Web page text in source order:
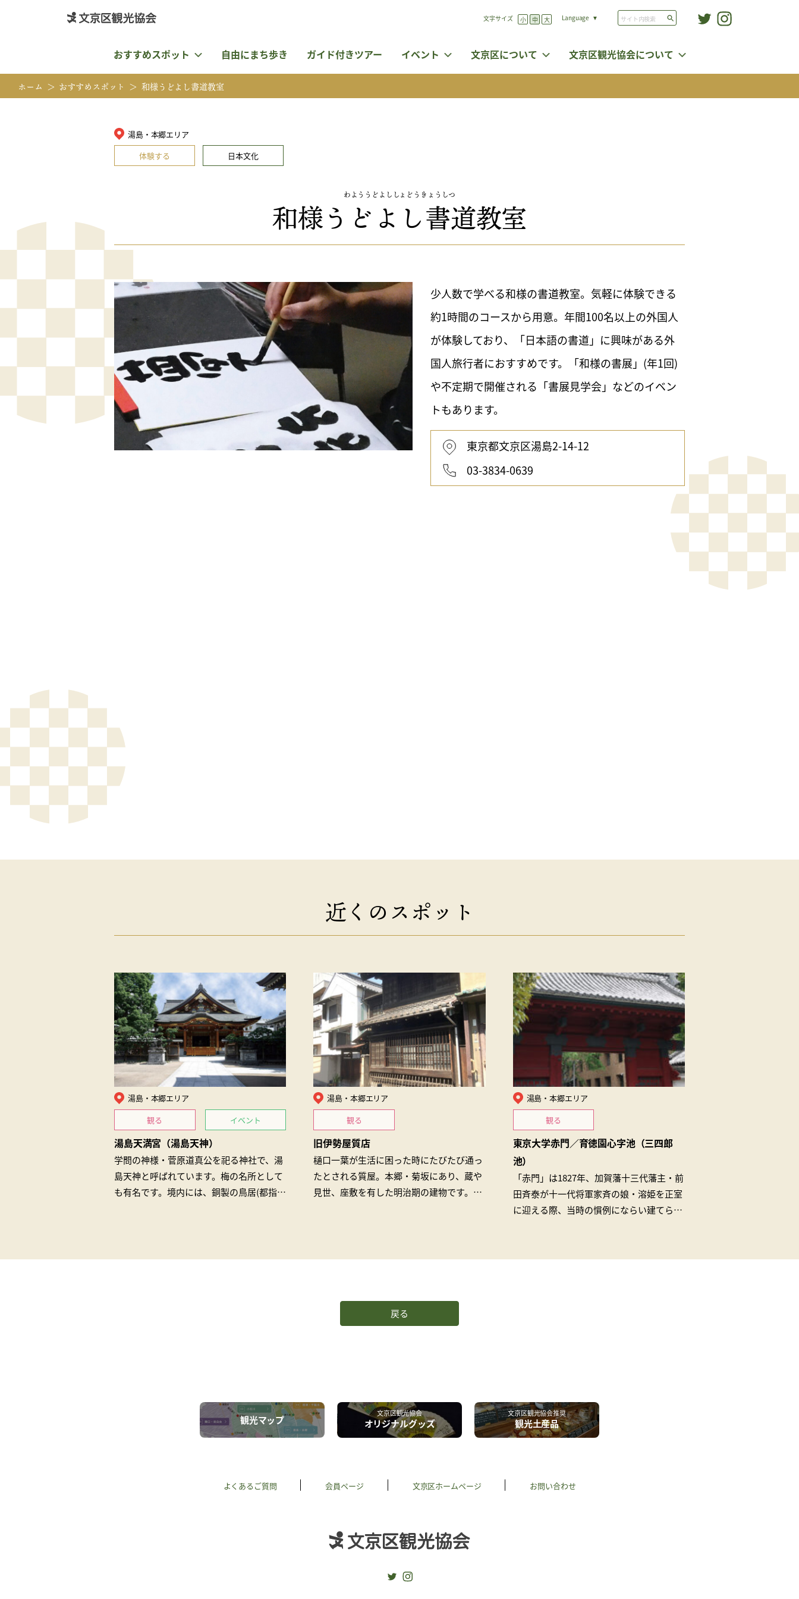
文字サイズ 変
更
ン
小 中 大 Language
入
た
おすすめスポット 自由にまち歩き ガイド付きツアー イベント 文京区について 文京区観光協会について
ホーム おすすめスポット 和様うどよし書道教室
湯島・本郷エリア
体験する
日本文化
わよううどよししょどうきょうしつ
和様うどよし書道教室
少人数で学べる和様の書道教室。気軽に体験できる
約1時間のコースから用意。年間100名以上の外国人
が体験しており、「日本語の書道」に興味がある外
国人旅行者におすすめです。「和様の書展」(年1回)
や不定期で開催される「書展見学会」などのイベン
トもあります。
東京都文京区湯島2-14-12
03-3834-0639
近くのスポット
湯島・本郷エリア
観る
イベント
湯島天満宮（湯島天神）
学問の神様・菅原道真公を祀る神社で、湯
島天神と呼ばれています。梅の名所として
も有名です。境内には、銅製の鳥居(都指定
湯島・本郷エリア
観る
旧伊勢屋質店
樋口一葉が生活に困った時にたびたび通っ
たとされる質屋。本郷・菊坂にあり、蔵や
見世、座敷を有した明治期の建物です。建
湯島・本郷エリア
観る
東京大学赤門／育徳園心字池（三四郎
池）
「赤門」は1827年、加賀藩十三代藩主・前
田斉泰が十一代将軍家斉の娘・溶姫を正室
に迎える際、当時の慣例にならい建てられ
戻る
観光マップ
文京区観光協会
オリジナルグッズ
文京区観光協会推奨
観光土産品
よくあるご質問 会員ページ 文京区ホームページ お問い合わせ